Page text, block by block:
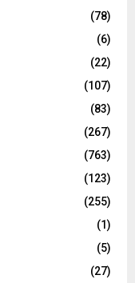
(78)
(6)
(22)
(107)
(83)
(267)
(763)
(123)
(255)
(1)
(5)
(27)